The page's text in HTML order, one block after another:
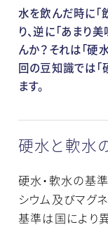
水を飲んだ時に「
り、逆に「あまり
んか？それは「硬
回の豆知識では「
ます。
硬水と軟水
硬水・軟水の基
シウム及びマグ
基準は国により